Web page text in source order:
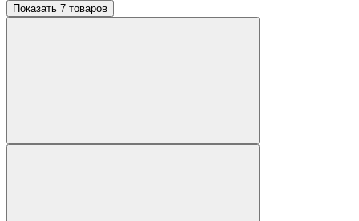
Показать 7 товаров